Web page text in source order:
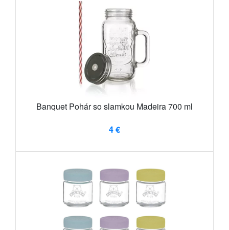
Banquet Pohár so slamkou Madeira 700 ml
4 €